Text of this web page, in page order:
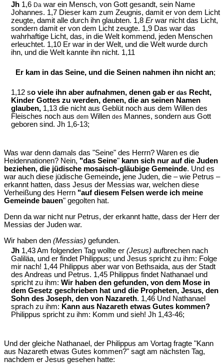
Jh 1,6 Da war ein Mensch, von Gott gesandt, sein Name
Johannes. 1,7 Dieser kam zum Zeugnis, damit er von dem Licht
zeugte, damit alle durch ihn glaubten. 1,8 Erwar nicht das Licht,
sondern damit er von dem Licht zeugte. 1,9 Das war das
wahrhaftige Licht, das, in die Welt kommend, jeden Menschen
erleuchtet. 1,10 Er war in der Welt, und die Welt wurde durch
ihn, und die Welt kannte ihn nicht. 1,11
Er kam in das Seine, und die Seinen nahmen ihn nicht an;
1,12 so viele ihn aber aufnahmen, denen gab er das Recht,
Kinder Gottes zu werden, denen, die an seinen Namen
glauben, 1,13 die nicht aus Geblüt noch aus dem Willen des
Fleisches noch aus dem Willen des Mannes, sondern aus Gott
geboren sind. Jh 1,6-13;
Was war denn damals das "Seine" des Herrn? Waren es die
Heidennationen? Nein, "das Seine" kann sich nur auf die Juden
beziehen, die jüdische mosaisch-gläubige Gemeinde. Und es
war auch diese jüdische Gemeinde, jene Juden, die – wie Petrus –
erkannt hatten, dass Jesus der Messias war, welchen diese
Verheißung des Herrn "auf diesem Felsen werde ich meine
Gemeinde bauen" gegolten hat.
Denn da war nicht nur Petrus, der erkannt hatte, dass der Herr der
Messias der Juden war.
Wir haben den (Messias) gefunden.
Jh 1,43 Am folgenden Tag wollte er (Jesus) aufbrechen nach
Galiläa, und er findet Philippus; und Jesus spricht zu ihm: Folge
mir nach! 1,44 Philippus aber war von Bethsaida, aus der Stadt
des Andreas und Petrus. 1,45 Philippus findet Nathanael und
spricht zu ihm: Wir haben den gefunden, von dem Mose in
dem Gesetz geschrieben hat und die Propheten, Jesus, den
Sohn des Joseph, den von Nazareth. 1,46 Und Nathanael
sprach zu ihm: Kann aus Nazareth etwas Gutes kommen?
Philippus spricht zu ihm: Komm und sieh! Jh 1,43-46;
Und der gleiche Nathanael, der Philippus am Vortag fragte "Kann
aus Nazareth etwas Gutes kommen?" sagt am nächsten Tag,
nachdem er Jesus gesehen hatte: